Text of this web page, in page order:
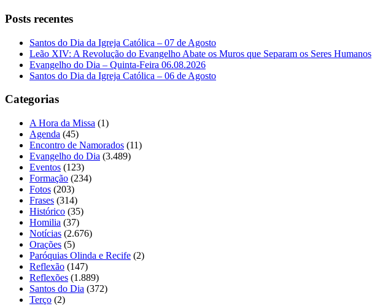
Posts recentes
Santos do Dia da Igreja Católica – 07 de Agosto
Leão XIV: A Revolução do Evangelho Abate os Muros que Separam os Seres Humanos
Evangelho do Dia – Quinta-Feira 06.08.2026
Santos do Dia da Igreja Católica – 06 de Agosto
Categorias
A Hora da Missa (1)
Agenda (45)
Encontro de Namorados (11)
Evangelho do Dia (3.489)
Eventos (123)
Formação (234)
Fotos (203)
Frases (314)
Histórico (35)
Homilia (37)
Notícias (2.676)
Orações (5)
Paróquias Olinda e Recife (2)
Reflexão (147)
Reflexões (1.889)
Santos do Dia (372)
Terço (2)